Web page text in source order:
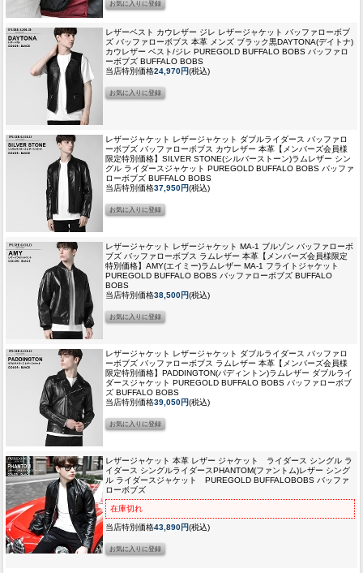
レザーベスト カウレザー ジレ レザージャケット バッファローボブ
ズ バッファローボブス 本革 メンズ ブラック黒DAYTONA(デイトナ)
カウレザー ベスト/ジレ PUREGOLD BUFFALO BOBS バッファロ
ーボブズ BUFFALO BOBS
当店特別価格24,970円(税込)
レザージャケット レザージャケット ダブルライダース バッファロ
ーボブズ バッファローボブス カウレザー 本革 【メンバーズ会員様
限定特別価格】SILVER STONE(シルバーストーン)ラムレザー シン
グル ライダースジャケット PUREGOLD BUFFALO BOBS バッファ
ローボブズ BUFFALO BOBS
当店特別価格37,950円(税込)
レザージャケット レザージャケット MA-1 ブルゾン バッファローボ
ブズ バッファローボブス ラムレザー 本革 【メンバーズ会員様限定
特別価格】AMY(エイミー)ラムレザー MA-1 フライトジャケット
PUREGOLD BUFFALO BOBS バッファローボブズ BUFFALO
BOBS
当店特別価格38,500円(税込)
レザージャケット レザージャケット ダブルライダース バッファロ
ーボブズ バッファローボブス ラムレザー 本革 【メンバーズ会員様
限定特別価格】PADDINGTON(パディントン)ラムレザー ダブルライ
ダースジャケット PUREGOLD BUFFALO BOBS バッファローボブ
ズ BUFFALO BOBS
当店特別価格39,050円(税込)
レザージャケット 本革 レザー ジャケット ライダース シングル ラ
イダース シングルライダースPHANTOM(ファントム)レザー シング
ル ライダースジャケット PUREGOLD BUFFALOBOBS バッファ
ローボブズ
在庫切れ
当店特別価格43,890円(税込)